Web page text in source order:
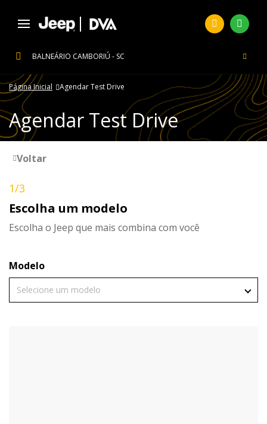
BALNEÁRIO CAMBORIÚ - SC
Página Inicial Agendar Test Drive
Agendar Test Drive
Voltar
1/3
Escolha um modelo
Escolha o Jeep que mais combina com você
Modelo
Selecione um modelo